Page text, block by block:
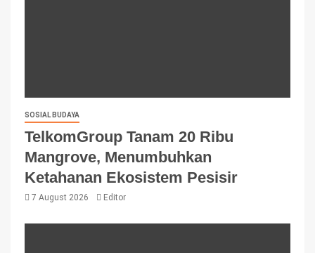
SOSIAL BUDAYA
TelkomGroup Tanam 20 Ribu
Mangrove, Menumbuhkan
Ketahanan Ekosistem Pesisir
7 August 2026 Editor